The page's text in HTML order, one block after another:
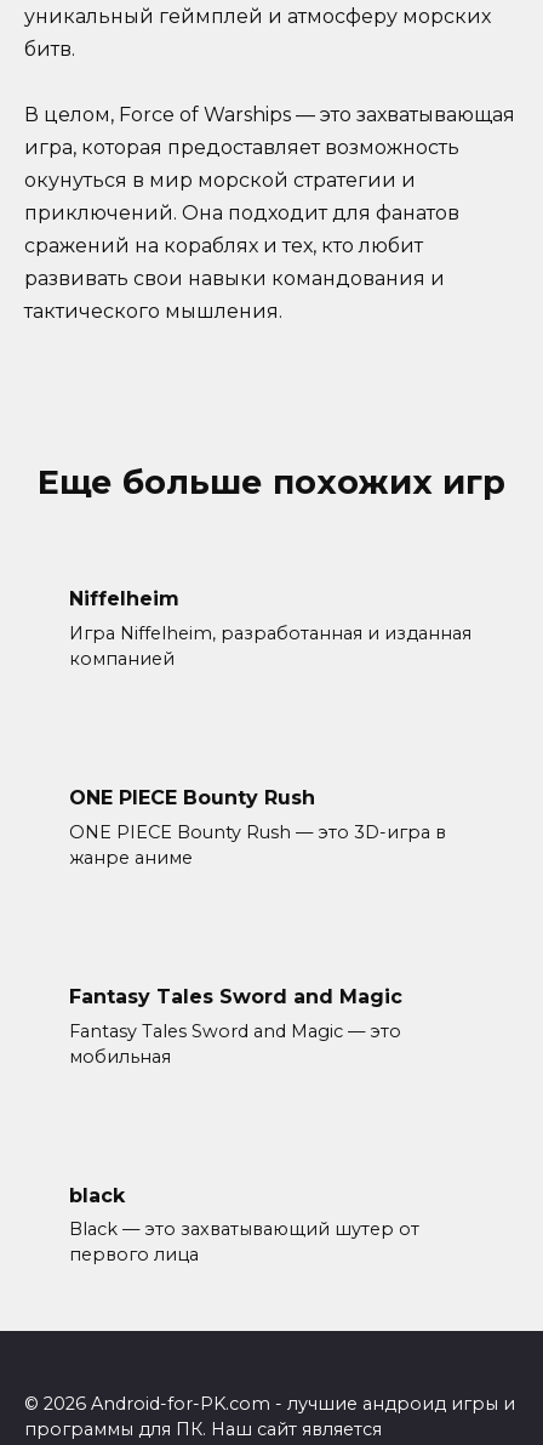
уникальный геймплей и атмосферу морских
битв.
В целом, Force of Warships — это захватывающая
игра, которая предоставляет возможность
окунуться в мир морской стратегии и
приключений. Она подходит для фанатов
сражений на кораблях и тех, кто любит
развивать свои навыки командования и
тактического мышления.
Еще больше похожих игр
Niffelheim
Игра Niffelheim, разработанная и изданная
компанией
ONE PIECE Bounty Rush
ONE PIECE Bounty Rush — это 3D-игра в
жанре аниме
Fantasy Tales Sword and Magic
Fantasy Tales Sword and Magic — это
мобильная
black
Black — это захватывающий шутер от
первого лица
© 2026 Android-for-PK.com - лучшие андроид игры и
программы для ПК. Наш сайт является